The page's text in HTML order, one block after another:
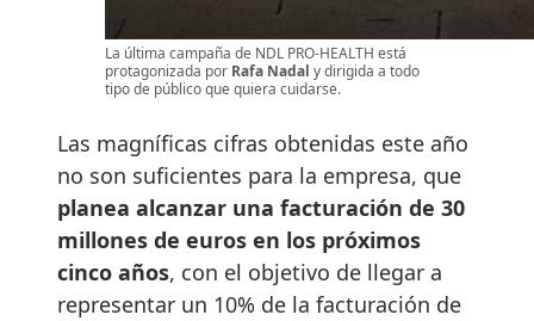
La última campaña de NDL PRO-HEALTH está
protagonizada por Rafa Nadal y dirigida a todo
tipo de público que quiera cuidarse.
Las magníficas cifras obtenidas este año
no son suficientes para la empresa, que
planea alcanzar una facturación de 30
millones de euros en los próximos
cinco años, con el objetivo de llegar a
representar un 10% de la facturación de